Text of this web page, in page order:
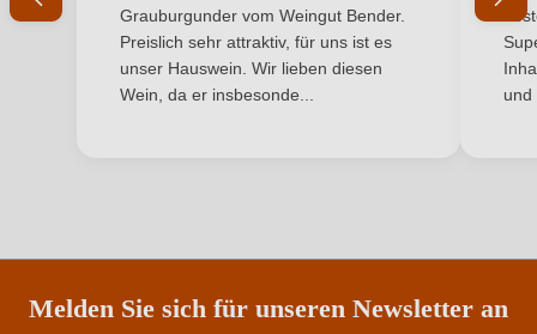
Fattoria Santa Vittoria di Francesco Niccolai, Via
Piana 43, 52045 Foiano della Chiana, Italien
Grauburgunder vom Weingut Bender.
Preislich sehr attraktiv, für uns ist es
unser Hauswein. Wir lieben diesen
Wein, da er insbesonde...
und
Melden Sie sich für unseren Newsletter an